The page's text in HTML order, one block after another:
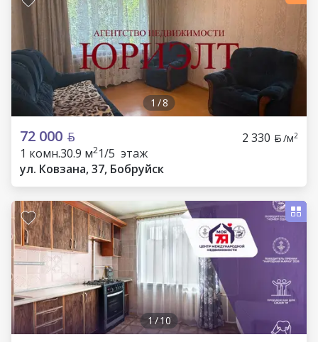
1 /8
72 000 2 330 /м2
1 комн.30.9 м21/5 этаж
ул. Ковзана, 37, Бобруйск
1/10